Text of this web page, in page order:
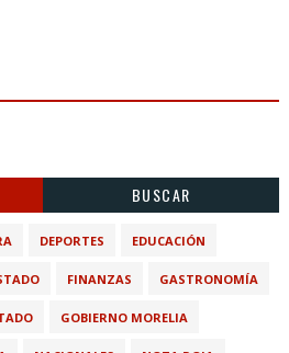
BUSCAR
DEPORTES EDUCACIÓN
FINANZAS GASTRONOMÍA
GOBIERNO MORELIA